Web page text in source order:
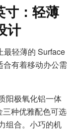
寸：轻薄
计
最轻薄的 Surface
有着移动办公需
阳极氧化铝一体
种优雅配色可选
组合。小巧的机